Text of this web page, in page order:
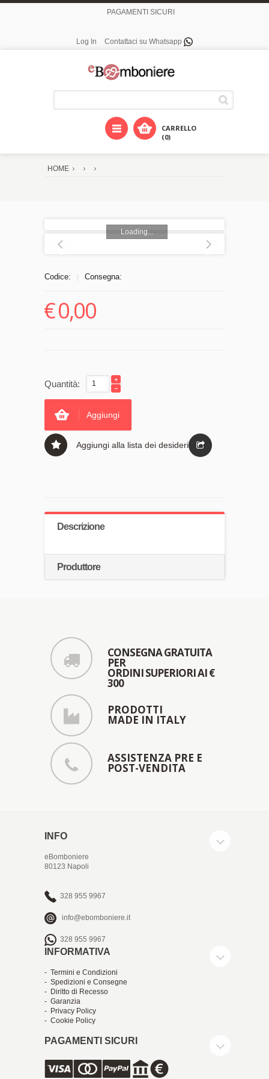
PAGAMENTI SICURI
Log In Contattaci su Whatsapp
CARRELLO
(0)
HOME
Loading...
Codice: Consegna:
€0,00
Quantità:
Aggiungi
Aggiungi alla lista dei desideri
Descrizione
Produttore
CONSEGNA GRATUITA
PER
ORDINI SUPERIORI AI €
300
PRODOTTI
MADE IN ITALY
ASSISTENZA PRE E
POST-VENDITA
INFO
eBomboniere
80123 Napoli
328 955 9967
info@ebomboniere.it
328 955 9967
INFORMATIVA
- Termini e Condizioni
- Spedizioni e Consegne
- Diritto di Recesso
- Garanzia
- Privacy Policy
- Cookie Policy
PAGAMENTI SICURI